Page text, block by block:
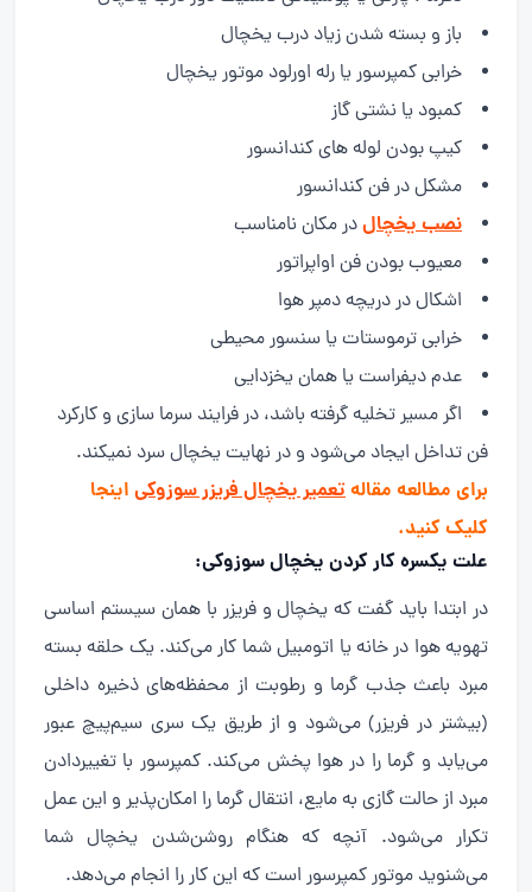
باز و بسته شدن زیاد درب یخچال
خرابی کمپرسور یا رله اورلود موتور یخچال
کمبود یا نشتی گاز
کیپ بودن لوله های کندانسور
مشکل در فن کندانسور
نصب یخچالدر مکان نامناسب
معیوب بودن فن اواپراتور
اشکال در دریچه دمپر هوا
خرابی ترموستات یا سنسور محیطی
عدم دیفراست یا همان یخزدایی
اگر مسیر تخلیه گرفته باشد، در فرایند سرما سازی و کارکرد
فن تداخل ایجاد می‌شود و در نهایت یخچال سرد نمیکند.
برای مطالعه مقالهتعمیر یخچال فریزر سوزوکی اینجا
کلیک کنید.
علت یکسره کار کردن یخچال سوزوکی:
در ابتدا باید گفت که یخچال و فریزر با همان سیستم اساسی
تهویه هوا در خانه یا اتومبیل شما کار می‌کند. یک حلقه بسته
مبرد باعث جذب گرما و رطوبت از محفظه‌های ذخیره داخلی
(بیشتر در فریزر) می‌شود و از طریق یک سری سیم‌پیچ عبور
می‌یابد و گرما را در هوا پخش می‌کند. کمپرسور با تغییردادن
مبرد از حالت گازی به مایع، انتقال گرما را امکان‌پذیر و این عمل
تکرار می‌شود. آنچه که هنگام روشن‌شدن یخچال شما
می‌شنوید موتور کمپرسور است که این کار را انجام می‌دهد.